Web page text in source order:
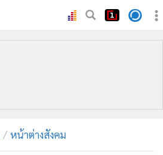
หน้าต่างสังคม